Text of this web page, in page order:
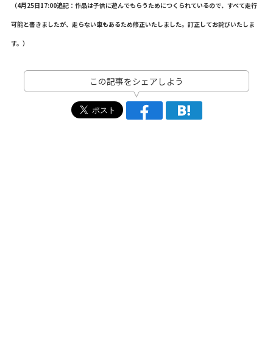
（4月25日17:00追記：作品は子供に遊んでもらうためにつくられているので、すべて走行
可能と書きましたが、走らない車もあるため修正いたしました。訂正してお詫びいたしま
す。）
この記事をシェアしよう